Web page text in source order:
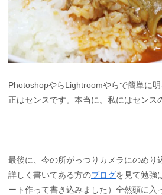
PhotoshopやらLightroomやらで簡単に
正はセンスです。本当に。私にはセンス
最後に、今の所がっつりカメラにのめり
詳しく書いてある方のブログを見て勉強
ート作って書き込みました）全然頭に入